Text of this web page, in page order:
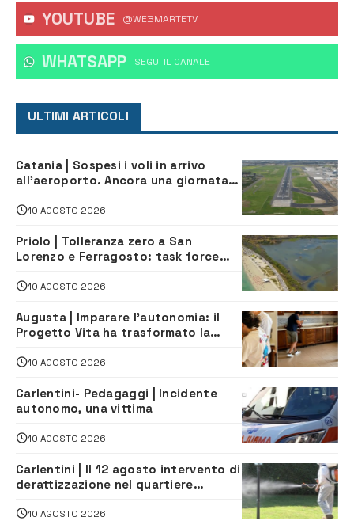
YOUTUBE @WEBMARTETV
WHATSAPP ‎SEGUI IL CANALE
ULTIMI ARTICOLI
Catania | Sospesi i voli in arrivo
all’aeroporto. Ancora una giornata
10 AGOSTO 2026
Priolo | Tolleranza zero a San
Lorenzo e Ferragosto: task force
navette gratuite
10 AGOSTO 2026
Augusta | Imparare l’autonomia: il
Progetto Vita ha trasformato la
indipendenza
10 AGOSTO 2026
Carlentini- Pedagaggi | Incidente
autonomo, una vittima
10 AGOSTO 2026
Carlentini | Il 12 agosto intervento di
derattizzazione nel quartiere
10 AGOSTO 2026